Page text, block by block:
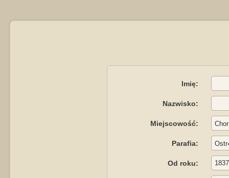
Imię:
Nazwisko:
Miejscowość:
Parafia:
Od roku: